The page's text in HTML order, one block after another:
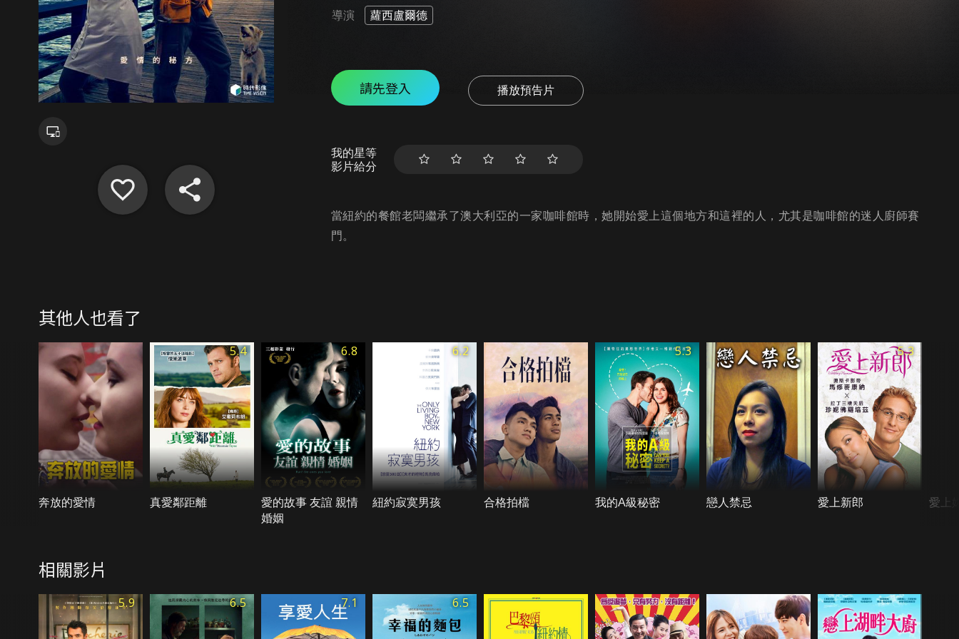
導演 蘿西盧爾德
請先登入 播放預告片
我的星等
影片給分
當紐約的餐館老闆繼承了澳大利亞的一家咖啡館時，她開始愛上這個地方和這裡的人，尤其是咖啡館的迷人廚師賽
門。
其他人也看了
奔放的愛情
5.4
真愛鄰距離
6.8
愛的故事 友誼 親情
婚姻
6.2
紐約寂寞男孩 合格拍檔
5.3
我的A級秘密 戀人禁忌
5.3
愛上新郎 愛上
相關影片
5.9 6.5 7.1 6.5